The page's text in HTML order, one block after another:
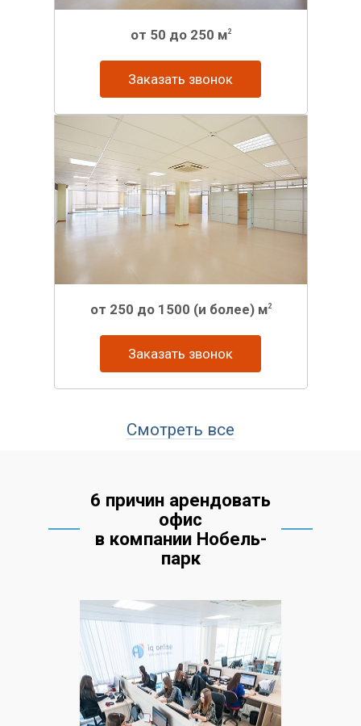
от 50 до 250 м2
Заказать звонок
от 250 до 1500 (и более) м2
Заказать звонок
Смотреть все
6 причин арендовать
офис
в компании Нобель-
парк